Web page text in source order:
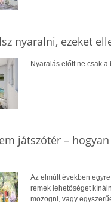
nyaralni, ezeket
Nyaralás előtt ne csak
játszótér –
Az elmúlt években
remek lehetőséget
mozogni, vagy